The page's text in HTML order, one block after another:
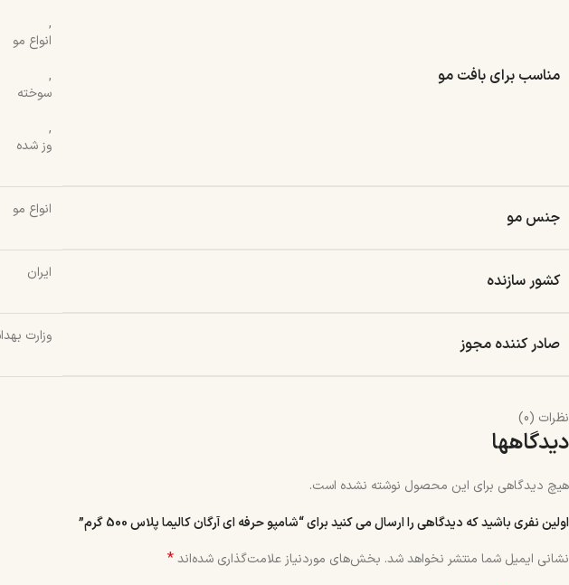
مناسب برای بافت مو
,
انواع مو
,
سوخته
,
وز شده
جنس مو انواع مو
کشور سازنده ایران
صادر کننده مجوز وزارت
نظرات (0)
دیدگاهها
هیچ دیدگاهی برای این محصول نوشته نشده است.
اولین نفری باشید که دیدگاهی را ارسال می کنید برای “شامپو حرفه ای آرگان کالیما پلاس 500 گرم”
نشانی ایمیل شما منتشر نخواهد شد. بخش‌های موردنیاز علامت‌گذاری شده‌اند*